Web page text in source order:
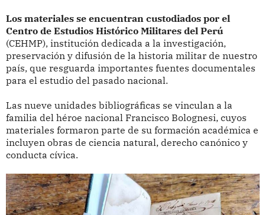
Los materiales se encuentran custodiados por el
Centro de Estudios Histórico Militares del Perú
(CEHMP), institución dedicada a la investigación,
preservación y difusión de la historia militar de nuestro
país, que resguarda importantes fuentes documentales
para el estudio del pasado nacional.
Las nueve unidades bibliográficas se vinculan a la
familia del héroe nacional Francisco Bolognesi, cuyos
materiales formaron parte de su formación académica e
incluyen obras de ciencia natural, derecho canónico y
conducta cívica.